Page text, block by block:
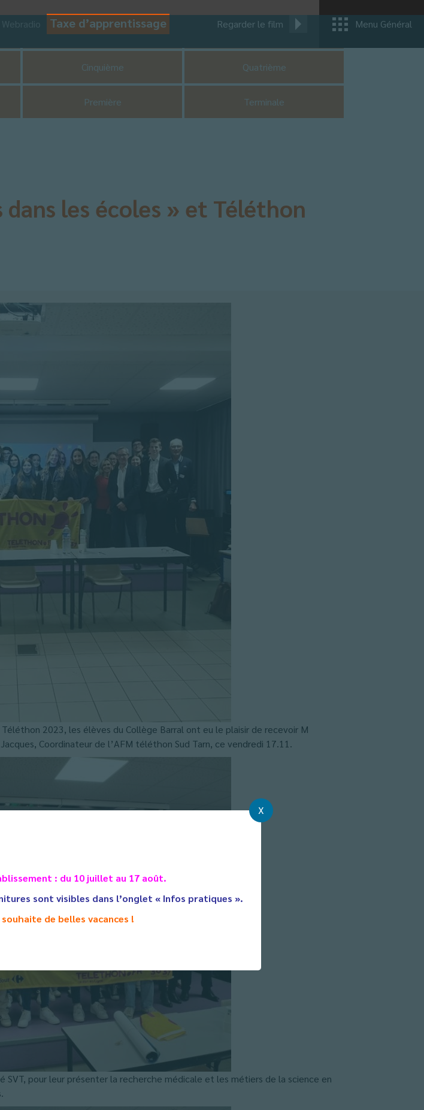
: du 10 juillet au 17 août.
sont visibles dans l’onglet « Infos pratiques ».
de belles vacances !
X
Taxe d’apprentissage Regarder le film Menu Général
UNSS
Cinquième Quatrième
Première Terminale
les écoles » et Téléthon
2023, les élèves du Collège Barral ont eu le plaisir de recevoir M
Coordinateur de l’AFM téléthon Sud Tarn, ce vendredi 17.11.
pour leur présenter la recherche médicale et les métiers de la science en